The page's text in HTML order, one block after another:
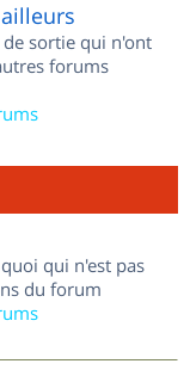
sortie qui n'ont
forums
qui n'est pas
du forum